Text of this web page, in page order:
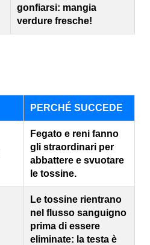
gonfiarsi: mangia
verdure fresche!
PERCHÉ SUCCEDE
Fegato e reni fanno
gli straordinari per
abbattere e svuotare
le tossine.
Le tossine rientrano
nel flusso sanguigno
prima di essere
eliminate: la testa è